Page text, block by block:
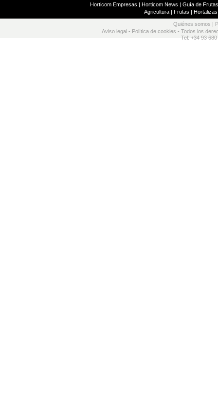
Horticom Empresas | Horticom News | Guía de
Agricultura| Frutas | Hortalizas
Quiénes somos
Aviso legal - Política de cookies - Todos los
Tel: +34 93